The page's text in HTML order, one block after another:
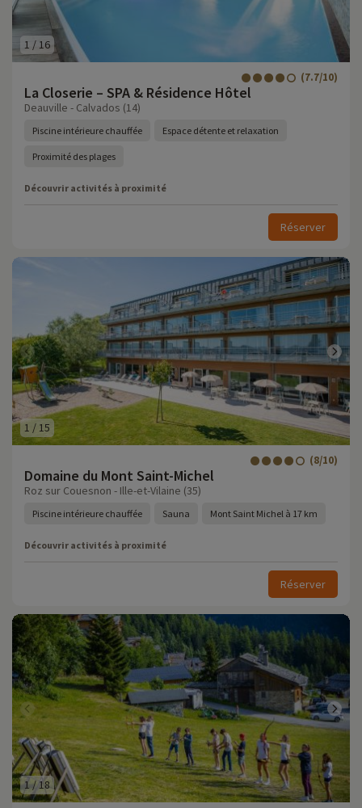
1 /16
La Closerie – SPA & Résidence Hôtel
(7.7/10)
Deauville - Calvados (14)
Piscine intérieure chauffée Espace détente et relaxation
Proximité des plages
Découvrir activités à proximité
Réserver
1 / 15
Domaine du Mont Saint-Michel
(8/10)
Roz sur Couesnon - Ille-et-Vilaine (35)
Piscine intérieure chauffée Sauna Mont Saint Michel à 17 km
Découvrir activités à proximité
Réserver
1/18